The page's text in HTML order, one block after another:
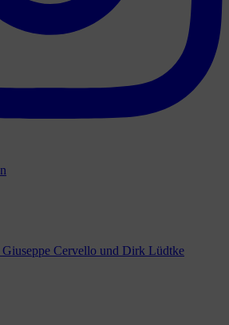
Cervello und Dirk Lüdtke